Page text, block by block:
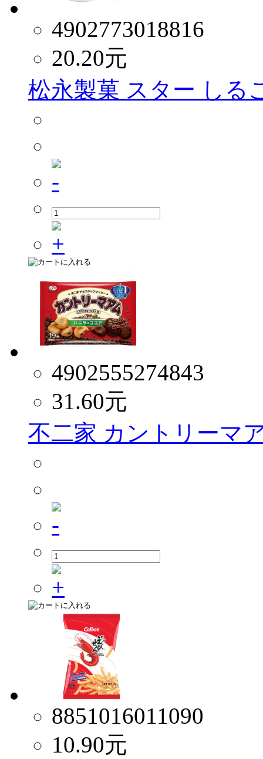
4902773018816
20.20元
松永製菓 スター しる
4902555274843
31.60元
不二家 カントリーマ
8851016011090
10.90元